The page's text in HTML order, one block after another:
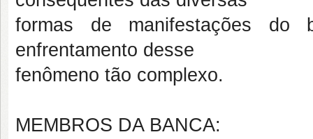
formas de manifestações
enfrentamento desse
fenômeno tão complexo.
MEMBROS DA BANCA: